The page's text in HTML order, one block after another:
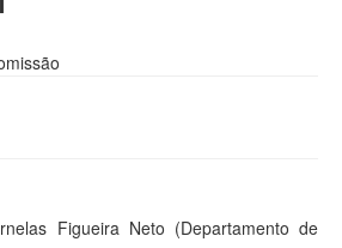
Figueira Neto (Departamento de